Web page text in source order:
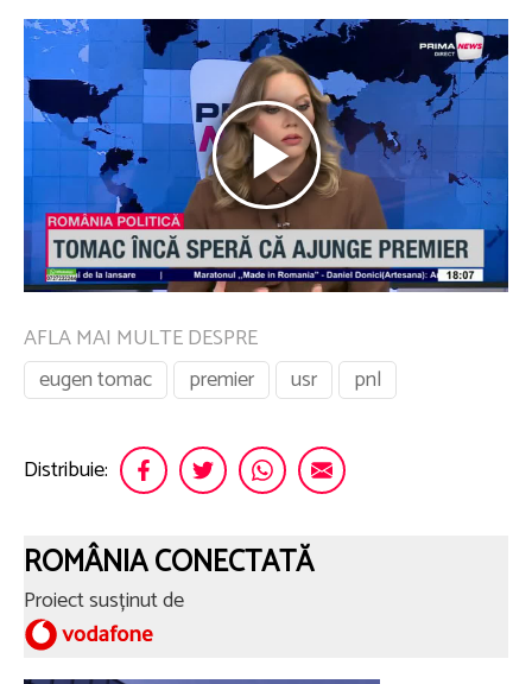
AFLA MAI MULTE DESPRE
eugen tomac
premier usr pnl
Distribuie:
ROMÂNIA CONECTATĂ
Proiect susținut de